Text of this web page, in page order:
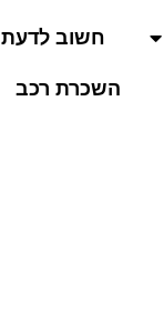
חשוב לדעת
השכרת רכב